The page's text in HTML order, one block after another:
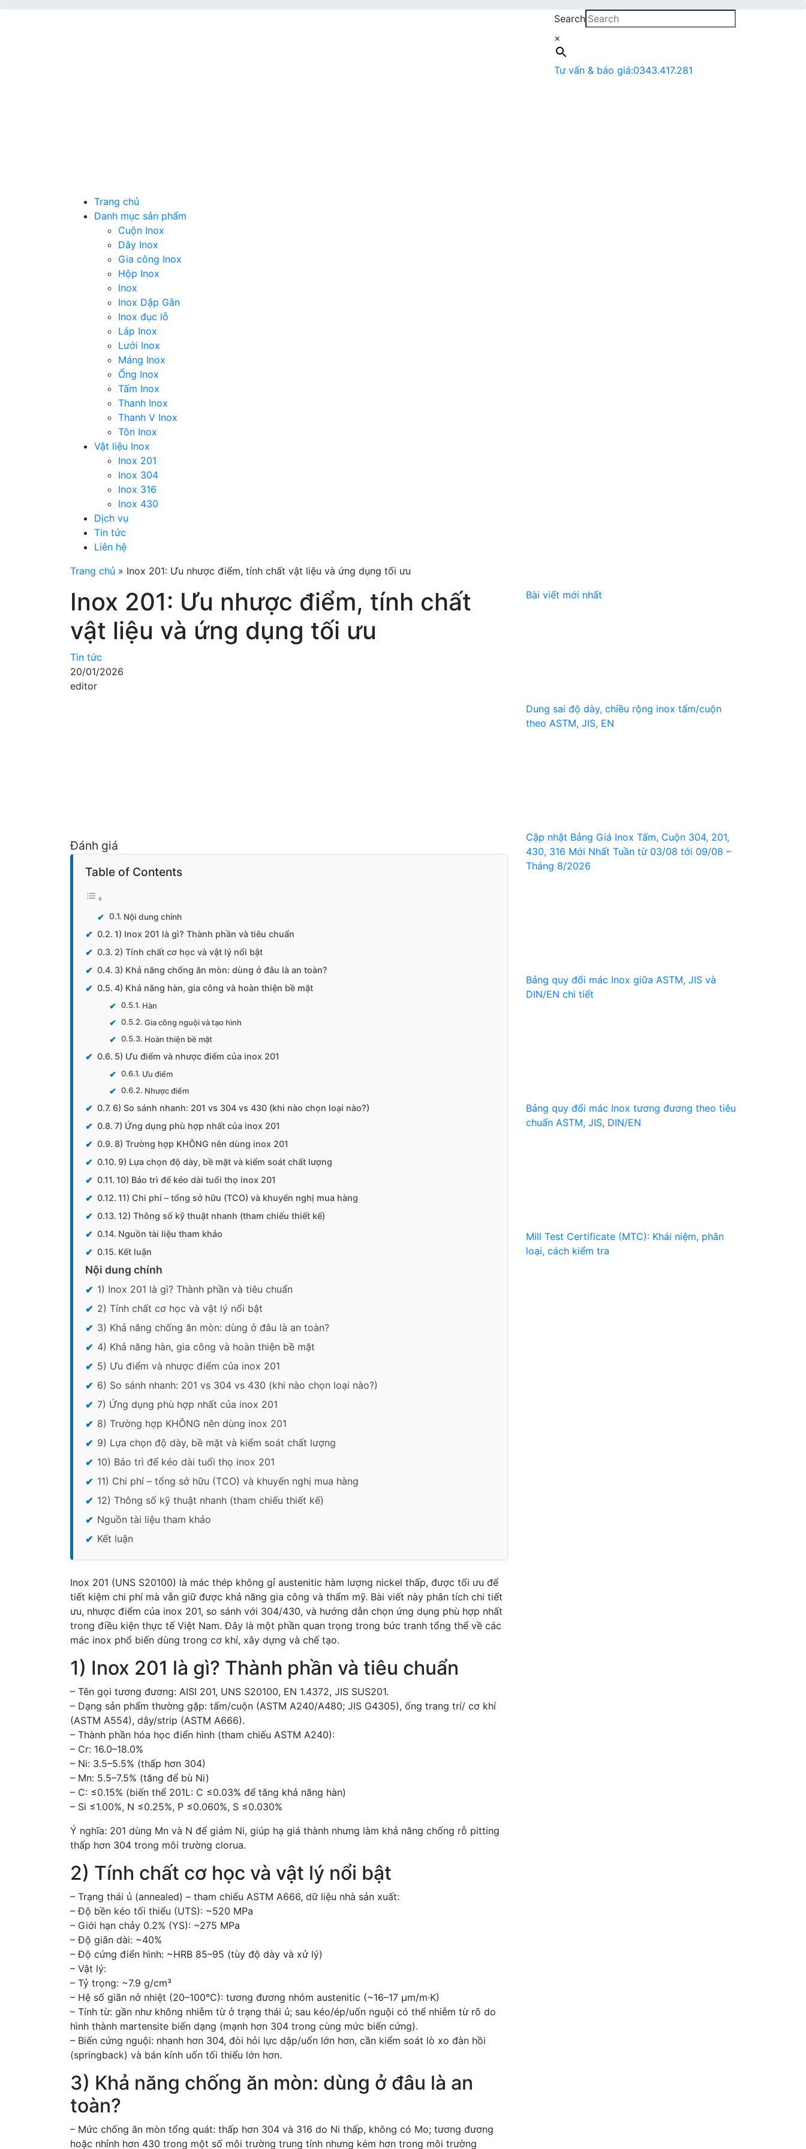
Search
×
Tư vấn & báo giá:0343.417.281
Trang chủ
Danh mục sản phẩm
Cuộn Inox
Dây Inox
Gia công Inox
Hộp Inox
Inox
Inox Dập Gân
Inox đục lỗ
Láp Inox
Lưới Inox
Máng Inox
Ống Inox
Tấm Inox
Thanh Inox
Thanh V Inox
Tôn Inox
Vật liệu Inox
Inox 201
Inox 304
Inox 316
Inox 430
Dịch vụ
Tin tức
Liên hệ
Trang chủ » Inox 201: Ưu nhược điểm, tính chất vật liệu và ứng dụng tối ưu
Inox 201: Ưu nhược điểm, tính chất
vật liệu và ứng dụng tối ưu
Tin tức
20/01/2026
editor
Đánh giá
Table of Contents
Nội dung chính
1) Inox 201 là gì? Thành phần và tiêu chuẩn
2) Tính chất cơ học và vật lý nổi bật
3) Khả năng chống ăn mòn: dùng ở đâu là an toàn?
4) Khả năng hàn, gia công và hoàn thiện bề mặt
Hàn
Gia công nguội và tạo hình
Hoàn thiện bề mặt
5) Ưu điểm và nhược điểm của inox 201
Ưu điểm
Nhược điểm
6) So sánh nhanh: 201 vs 304 vs 430 (khi nào chọn loại nào?)
7) Ứng dụng phù hợp nhất của inox 201
8) Trường hợp KHÔNG nên dùng inox 201
9) Lựa chọn độ dày, bề mặt và kiểm soát chất lượng
10) Bảo trì để kéo dài tuổi thọ inox 201
11) Chi phí – tổng sở hữu (TCO) và khuyến nghị mua hàng
12) Thông số kỹ thuật nhanh (tham chiếu thiết kế)
Nguồn tài liệu tham khảo
Kết luận
Nội dung chính
1) Inox 201 là gì? Thành phần và tiêu chuẩn
2) Tính chất cơ học và vật lý nổi bật
3) Khả năng chống ăn mòn: dùng ở đâu là an toàn?
4) Khả năng hàn, gia công và hoàn thiện bề mặt
5) Ưu điểm và nhược điểm của inox 201
6) So sánh nhanh: 201 vs 304 vs 430 (khi nào chọn loại nào?)
7) Ứng dụng phù hợp nhất của inox 201
8) Trường hợp KHÔNG nên dùng inox 201
9) Lựa chọn độ dày, bề mặt và kiểm soát chất lượng
10) Bảo trì để kéo dài tuổi thọ inox 201
11) Chi phí – tổng sở hữu (TCO) và khuyến nghị mua hàng
12) Thông số kỹ thuật nhanh (tham chiếu thiết kế)
Nguồn tài liệu tham khảo
Kết luận
Inox 201 (UNS S20100) là mác thép không gỉ austenitic hàm lượng nickel thấp, được tối ưu để
tiết kiệm chi phí mà vẫn giữ được khả năng gia công và thẩm mỹ. Bài viết này phân tích chi tiết
ưu, nhược điểm của inox 201, so sánh với 304/430, và hướng dẫn chọn ứng dụng phù hợp nhất
trong điều kiện thực tế Việt Nam. Đây là một phần quan trọng trong bức tranh tổng thể về các
mác inox phổ biến dùng trong cơ khí, xây dựng và chế tạo.
1) Inox 201 là gì? Thành phần và tiêu chuẩn
– Tên gọi tương đương: AISI 201, UNS S20100, EN 1.4372, JIS SUS201.
– Dạng sản phẩm thường gặp: tấm/cuộn (ASTM A240/A480; JIS G4305), ống trang trí/ cơ khí
(ASTM A554), dây/strip (ASTM A666).
– Thành phần hóa học điển hình (tham chiếu ASTM A240):
– Cr: 16.0–18.0%
– Ni: 3.5–5.5% (thấp hơn 304)
– Mn: 5.5–7.5% (tăng để bù Ni)
– C: ≤0.15% (biến thể 201L: C ≤0.03% để tăng khả năng hàn)
– Si ≤1.00%, N ≤0.25%, P ≤0.060%, S ≤0.030%
Ý nghĩa: 201 dùng Mn và N để giảm Ni, giúp hạ giá thành nhưng làm khả năng chống rỗ pitting
thấp hơn 304 trong môi trường clorua.
2) Tính chất cơ học và vật lý nổi bật
– Trạng thái ủ (annealed) – tham chiếu ASTM A666, dữ liệu nhà sản xuất:
– Độ bền kéo tối thiểu (UTS): ~520 MPa
– Giới hạn chảy 0.2% (YS): ~275 MPa
– Độ giãn dài: ~40%
– Độ cứng điển hình: ~HRB 85–95 (tùy độ dày và xử lý)
– Vật lý:
– Tỷ trọng: ~7.9 g/cm³
– Hệ số giãn nở nhiệt (20–100°C): tương đương nhóm austenitic (~16–17 µm/m·K)
– Tính từ: gần như không nhiễm từ ở trạng thái ủ; sau kéo/ép/uốn nguội có thể nhiễm từ rõ do
hình thành martensite biến dạng (mạnh hơn 304 trong cùng mức biến cứng).
– Biến cứng nguội: nhanh hơn 304, đòi hỏi lực dập/uốn lớn hơn, cần kiểm soát lò xo đàn hồi
(springback) và bán kính uốn tối thiểu lớn hơn.
3) Khả năng chống ăn mòn: dùng ở đâu là an
toàn?
– Mức chống ăn mòn tổng quát: thấp hơn 304 và 316 do Ni thấp, không có Mo; tương đương
hoặc nhỉnh hơn 430 trong một số môi trường trung tính nhưng kém hơn trong môi trường
Bài viết mới nhất
Dung sai độ dày, chiều rộng inox tấm/cuộn
theo ASTM, JIS, EN
Cập nhật Bảng Giá Inox Tấm, Cuộn 304, 201,
430, 316 Mới Nhất Tuần từ 03/08 tới 09/08 –
Tháng 8/2026
Bảng quy đổi mác Inox giữa ASTM, JIS và
DIN/EN chi tiết
Bảng quy đổi mác Inox tương đương theo tiêu
chuẩn ASTM, JIS, DIN/EN
Mill Test Certificate (MTC): Khái niệm, phân
loại, cách kiểm tra